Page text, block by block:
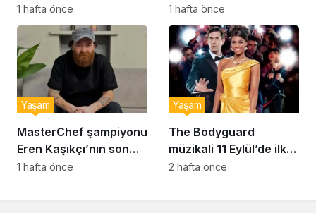
hayatını kaybetti
1 hafta önce
sessizliğini bozdu: ‘İsim
bulmak çok zor’
1 hafta önce
MasterChef şampiyonu
Eren Kaşıkçı’nın son
anlarındaki kahreden
Yaşam
1 hafta önce
The Bodyguard
müzikali 11 Eylül’de ilk
kez Türkiye’de
Yaşam
2 hafta önce